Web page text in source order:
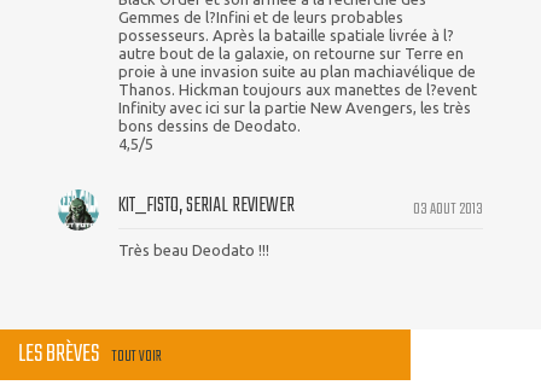
Gemmes de l?Infini et de leurs probables
possesseurs. Après la bataille spatiale livrée à l?
autre bout de la galaxie, on retourne sur Terre en
proie à une invasion suite au plan machiavélique de
Thanos. Hickman toujours aux manettes de l?event
Infinity avec ici sur la partie New Avengers, les très
bons dessins de Deodato.
4,5/5
03 AOUT 2013
KIT_FISTO, SERIAL REVIEWER
Très beau Deodato !!!
LES BRÈVES TOUT VOIR